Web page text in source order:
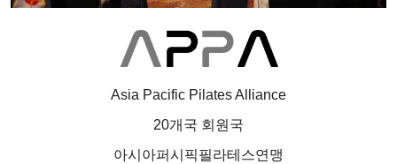
Asia Pacific Pilates Alliance
20개국 회원국
아시아퍼시픽필라테스연맹